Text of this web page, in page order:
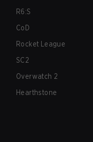
R6:S
CoD
Rocket League
SC2
Overwatch 2
Hearthstone